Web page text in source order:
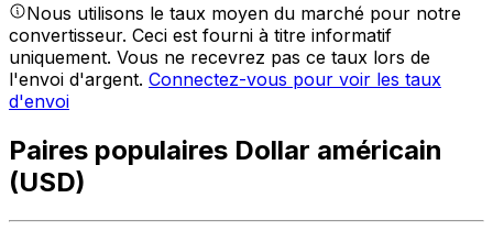
Nous utilisons le taux moyen du marché pour notre
convertisseur. Ceci est fourni à titre informatif
uniquement. Vous ne recevrez pas ce taux lors de
l'envoi d'argent. Connectez-vous pour voir les taux
d'envoi
Paires populaires Dollar américain
(USD)